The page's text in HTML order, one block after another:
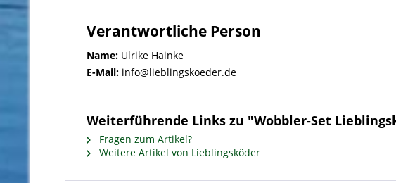
Verantwortliche Person
Name: Ulrike Hainke
E-Mail: info@lieblingskoeder.de
Weiterführende Links zu "Wobbler-Set
Fragen zum Artikel?
Weitere Artikel von Lieblingsköder